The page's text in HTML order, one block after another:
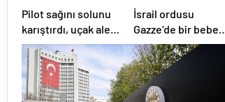
Pilot sağını solunu
karıştırdı, uçak alev
aldı
İsrail ordusu
Gazze’de bir bebek
daha öldürdü